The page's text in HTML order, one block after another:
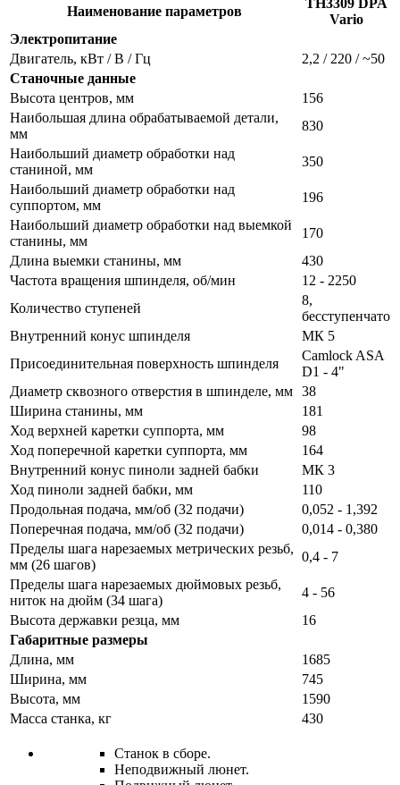
Наименование параметров
Vario
Электропитание
Двигатель, кВт / В / Гц
2,2 / 220 / ~50
Станочные данные
Высота центров, мм
156
Наибольшая длина обрабатываемой детали,
мм
830
Наибольший диаметр обработки над
станиной, мм
350
Наибольший диаметр обработки над
суппортом, мм
196
Наибольший диаметр обработки над выемкой
станины, мм
170
Длина выемки станины, мм
430
Частота вращения шпинделя, об/мин
12 - 2250
Количество ступеней
8,
бесступенчато
Внутренний конус шпинделя
МК 5
Присоединительная поверхность шпинделя
Camlock ASA
D1 - 4"
Диаметр сквозного отверстия в шпинделе, мм 38
Ширина станины, мм
181
Ход верхней каретки суппорта, мм
98
Ход поперечной каретки суппорта, мм
164
Внутренний конус пиноли задней бабки
МК 3
Ход пиноли задней бабки, мм
110
Продольная подача, мм/об (32 подачи)
0,052 - 1,392
Поперечная подача, мм/об (32 подачи)
0,014 - 0,380
Пределы шага нарезаемых метрических резьб,
мм (26 шагов)
0,4 - 7
Пределы шага нарезаемых дюймовых резьб,
ниток на дюйм (34 шага)
4 - 56
Высота державки резца, мм
16
Габаритные размеры
Длина, мм
1685
Ширина, мм
745
Высота, мм
1590
Масса станка, кг
430
Станок в сборе.
Неподвижный люнет.